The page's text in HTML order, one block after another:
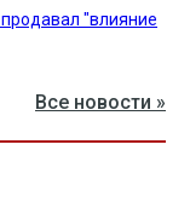
"влияние
Все новости »